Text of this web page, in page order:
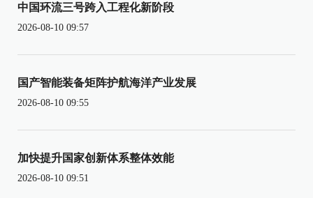
中国环流三号跨入工程化新阶段
2026-08-10 09:57
国产智能装备矩阵护航海洋产业发展
2026-08-10 09:55
加快提升国家创新体系整体效能
2026-08-10 09:51